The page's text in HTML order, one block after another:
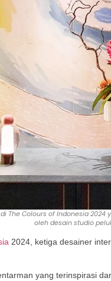
The Colours of Indonesia
oleh desain studio
2024, ketiga desainer
yang terinspirasi